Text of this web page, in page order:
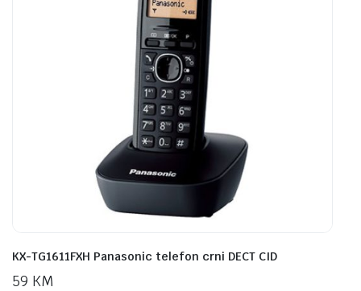
KX-TG1611FXH Panasonic telefon crni DECT CID
59 KM